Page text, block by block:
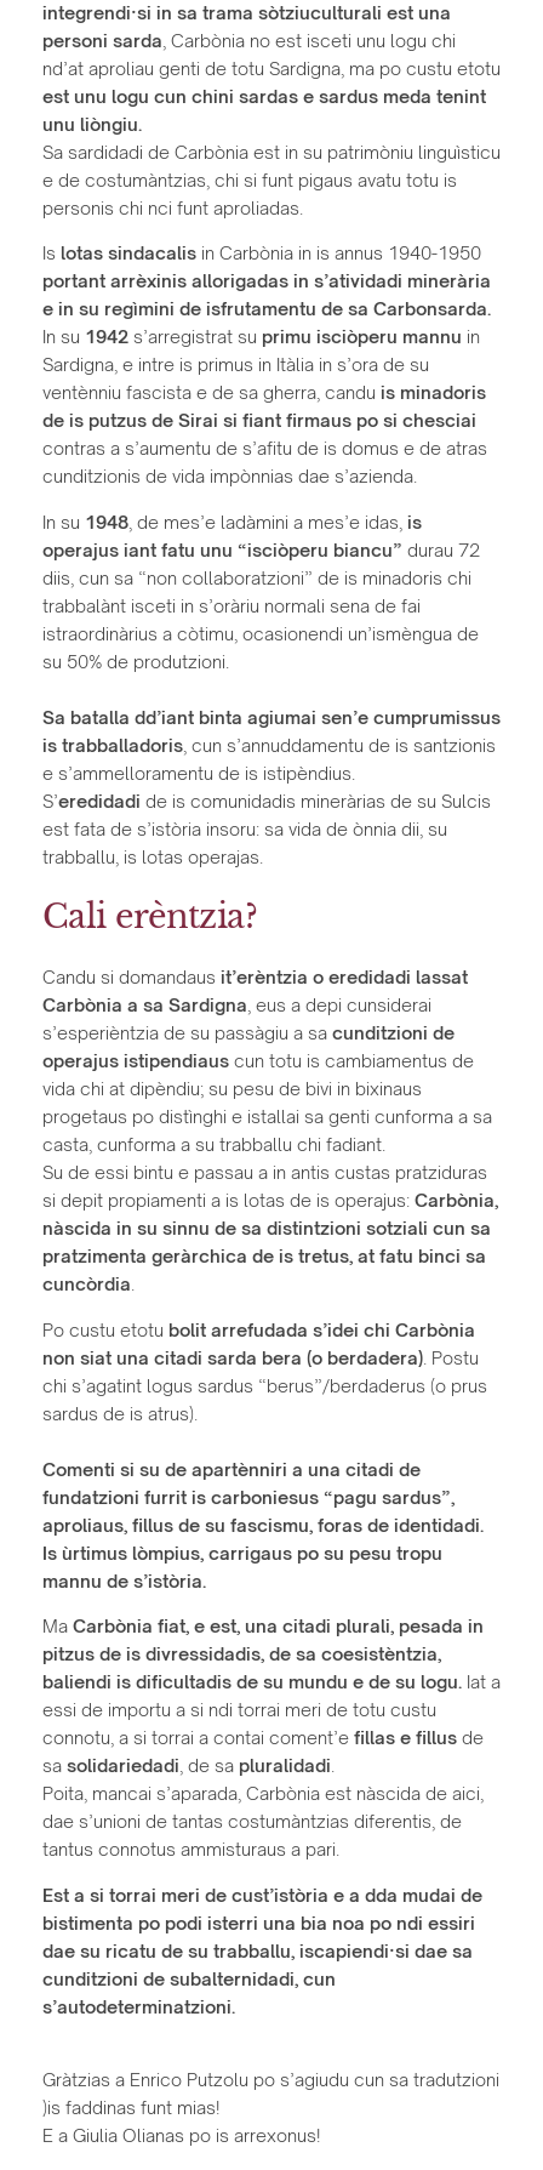
integrendi·si in sa trama sòtziuculturali est una
personi sarda , Carbònia no est isceti unu logu chi
nd’at aproliau genti de totu Sardigna, ma po custu etotu
est unu logu cun chini sardas e sardus meda tenint
unu liòngiu.
Sa sardidadi de Carbònia est in su patrimòniu linguìsticu
e de costumàntzias, chi si funt pigaus avatu totu is
personis chi nci funt aproliadas.
Is lotas sindacalisin Carbònia in is annus 1940-1950
portant arrèxinis allorigadas in s’atividadi minerària
e in su regìmini de isfrutamentu de sa Carbonsarda.
In su 1942s’arregistrat su primu isciòperu mannu in
Sardigna, e intre is primus in Itàlia in s’ora de su
ventènniu fascista e de sa gherra, candu is minadoris
de is putzus de Sirai si fiant firmaus po si chesciai
contras a s’aumentu de s’afitu de is domus e de atras
cunditzionis de vida impònnias dae s’azienda.
In su 1948, de mes’e ladàmini a mes’e idas, is
operajus iant fatu unu “isciòperu biancu” durau 72
diis, cun sa “non collaboratzioni” de is minadoris chi
trabbalànt isceti in s’oràriu normali sena de fai
istraordinàrius a còtimu, ocasionendi un’ismèngua de
su 50% de produtzioni.
Sa batalla dd’iant binta agiumai sen’e cumprumissus
is trabballadoris, cun s’annuddamentu de is santzionis
e s’ammelloramentu de is istipèndius.
S’eredidadi de is comunidadis mineràrias de su Sulcis
est fata de s’istòria insoru: sa vida de ònnia dii, su
trabballu, is lotas operajas.
Cali erèntzia?
Candu si domandaus it’erèntzia o eredidadi lassat
Carbònia a sa Sardigna , eus a depi cunsiderai
s’esperièntzia de su passàgiu a sa cunditzioni de
operajus istipendiauscun totu is cambiamentus de
vida chi at dipèndiu; su pesu de bivi in bixinaus
progetaus po distìnghi e istallai sa genti cunforma a sa
casta, cunforma a su trabballu chi fadiant.
Su de essi bintu e passau a in antis custas pratziduras
si depit propiamenti a is lotas de is operajus: Carbònia,
nàscida in su sinnu de sa distintzioni sotziali cun sa
pratzimenta geràrchica de is tretus, at fatu binci sa
cuncòrdia
Po custu etotu bolit arrefudada s’idei chi Carbònia
non siat una citadi sarda bera (o berdadera). Postu
chi s’agatint logus sardus “berus”/berdaderus (o prus
sardus de is atrus).
Comenti si su de apartènniri a una citadi de
fundatzioni furrit is carboniesus “pagu sardus”,
aproliaus, fillus de su fascismu, foras de identidadi.
Is ùrtimus lòmpius, carrigaus po su pesu tropu
mannu de s’istòria.
Ma Carbònia fiat, e est, una citadi plurali, pesada in
pitzus de is divressidadis, de sa coesistèntzia,
baliendi is dificultadis de su mundu e de su logu. Iat a
essi de importu a si ndi torrai meri de totu custu
connotu, a si torrai a contai coment’e fillas e fillus de
sa solidariedadi , de sa pluralidadi
Poita, mancai s’aparada, Carbònia est nàscida de aici,
dae s’unioni de tantas costumàntzias diferentis, de
tantus connotus ammisturaus a pari.
Est a si torrai meri de cust’istòria e a dda mudai de
bistimenta po podi isterri una bia noa po ndi essiri
dae su ricatu de su trabballu, iscapiendi·si dae sa
cunditzioni de subalternidadi, cun
s’autodeterminatzioni.
Gràtzias a Enrico Putzolu po s’agiudu cun sa tradutzioni
)is faddinas funt mias!
E a Giulia Olianas po is arrexonus!